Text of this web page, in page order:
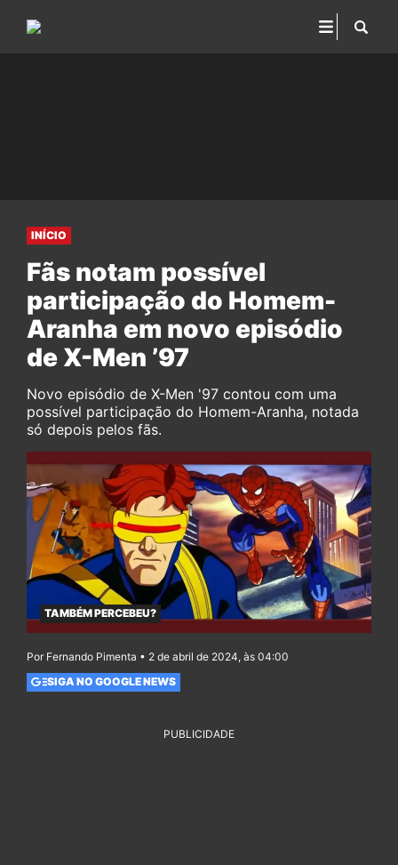
INÍCIO
Fãs notam possível
participação do Homem-
Aranha em novo episódio
de X-Men ’97
Novo episódio de X-Men '97 contou com uma
possível participação do Homem-Aranha, notada
só depois pelos fãs.
TAMBÉM PERCEBEU?
Por Fernando Pimenta • 2 de abril de 2024, às 04:00
SIGA NO GOOGLE NEWS
PUBLICIDADE